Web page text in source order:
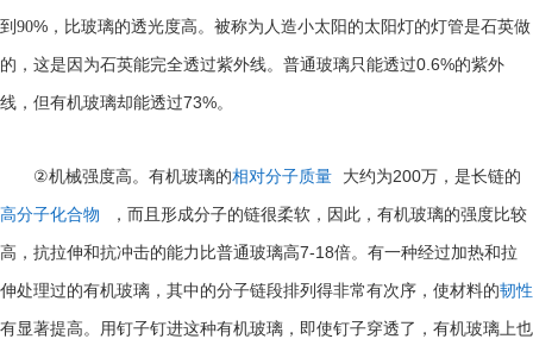
到 90% ，比玻璃的透光度高。被称为人造小太阳的太阳灯的灯管是石英做
的，这是因为石英能完全透过紫外线。普通玻璃只能透过0.6%的紫外
线，但有机玻璃却能透过73%。
②机械强度高。有机玻璃的相对分子质量 大约为200万，是长链的
高分子化合物 ，而且形成分子的链很柔软，因此，有机玻璃的强度比较
高，抗拉伸和抗冲击的能力比普通玻璃高7-18倍。有一种经过加热和拉
伸处理过的有机玻璃，其中的分子链段排列得非常有次序，使材料的韧性
有显著提高。用钉子钉进这种有机玻璃，即使钉子穿透了，有机玻璃上也